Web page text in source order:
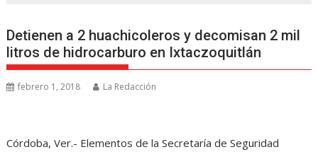
Detienen a 2 huachicoleros y decomisan 2 mil
litros de hidrocarburo en Ixtaczoquitlán
febrero 1, 2018 La Redacción
Córdoba, Ver.- Elementos de la Secretaría de Seguridad